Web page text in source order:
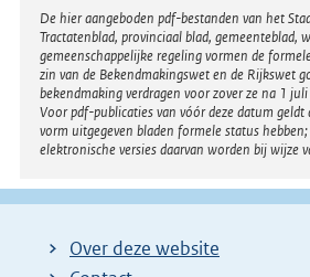
:
i
n
k
:
r
n
e
l
i
n
k
Disclaimer
De hier aangeboden pdf-bestanden van het
Tractatenblad, provinciaal blad, gemeenteblad,
gemeenschappelijke regeling vormen de
zin van de Bekendmakingswet en de Rijkswet
bekendmaking verdragen voor zover ze na 1
Voor pdf-publicaties van vóór deze datum geldt
vorm uitgegeven bladen formele status
elektronische versies daarvan worden bij wijze
Over deze website